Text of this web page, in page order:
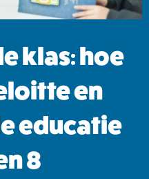
klas: hoe
en
educatie
8